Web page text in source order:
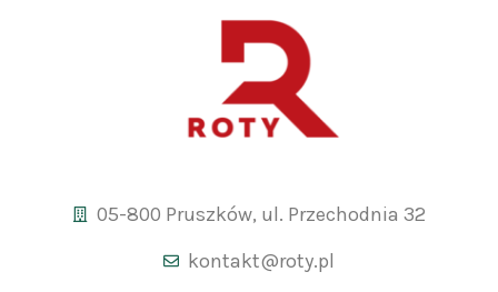
05-800 Pruszków, ul. Przechodnia 32
kontakt@roty.pl